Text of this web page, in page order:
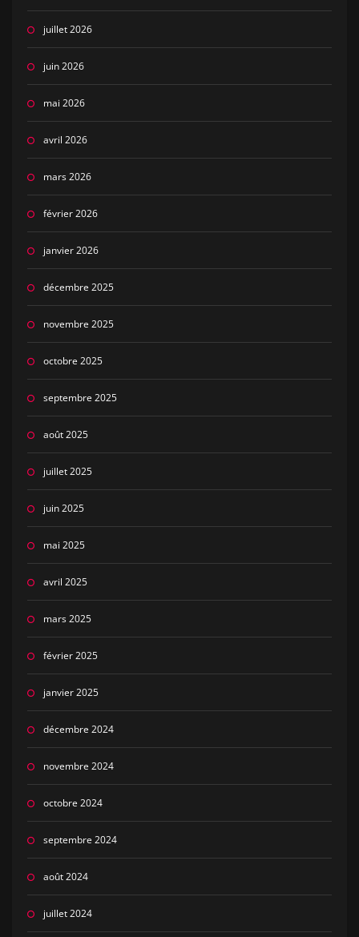
juillet 2026
juin 2026
mai 2026
avril 2026
mars 2026
février 2026
janvier 2026
décembre 2025
novembre 2025
octobre 2025
septembre 2025
août 2025
juillet 2025
juin 2025
mai 2025
avril 2025
mars 2025
février 2025
janvier 2025
décembre 2024
novembre 2024
octobre 2024
septembre 2024
août 2024
juillet 2024